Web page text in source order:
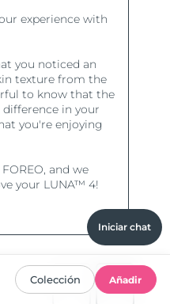
Iniciar chat
Colección Añadir